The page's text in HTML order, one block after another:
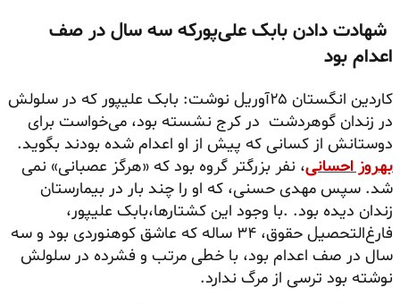
شهادت دادن بابک علی‌پور‌که سه سال در صف
اعدام بود
کاردین انگستان ۲۵آوریل نوشت: بابک علیپور که در سلولش
در زندان گوهردشت در کرج نشسته بود، می‌خواست برای
دوستانش از کسانی که پیش از او اعدام شده بودند بگوید.
بهروز احسانی، نفر بزرگتر گروه بود که «هرگز عصبانی» نمی
شد. سپس مهدی حسنی، که او را چند بار در بیمارستان
زندان دیده بود. .با وجود این کشتارها،بابک علیپور،
فارغ‌التحصیل حقوق، ۳۴ ساله‌ که عاشق کوهنوردی بود و سه
سال در صف اعدام بود، با خطی مرتب و فشرده در سلولش
نوشته بود ترسی از مرگ ندارد.